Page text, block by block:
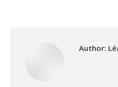
Author: